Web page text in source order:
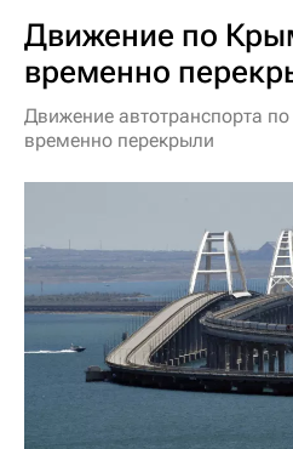
Движение по
временно
Движение автотранспорта
временно перекрыли